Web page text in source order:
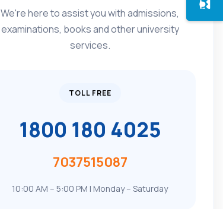
We're here to assist you with admissions,
examinations, books and other university
services.
TOLL FREE
1800 180 4025
7037515087
10:00 AM – 5:00 PM | Monday – Saturday